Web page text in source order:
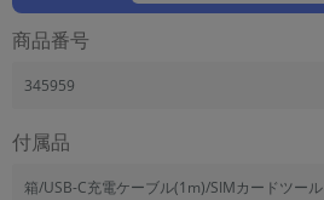
商品番号
345959
付属品
箱/USB-C充電ケーブル(1m)/SIMカードツール
商品の搭載機能による絞り込み
ドライブの絞り込み
ランク